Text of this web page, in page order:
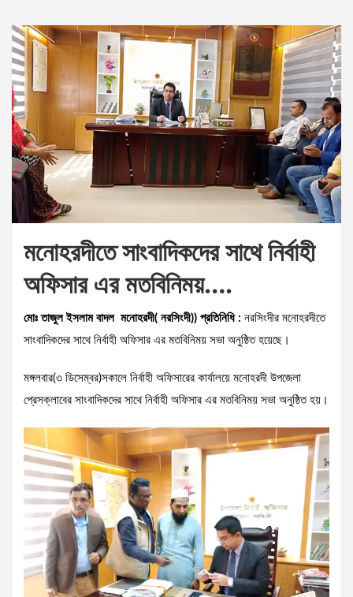
মনোহরদীতে সাংবাদিকদের সাথে নির্বাহী
অফিসার এর মতবিনিময়….
মোঃ তাজুল ইসলাম বাদল মনোহরদী( নরসিংদী)) প্রতিনিধি : নরসিংদীর মনোহরদীতে
সাংবাদিকদের সাথে নির্বাহী অফিসার এর মতবিনিময় সভা অনুষ্ঠিত হয়েছে।
মঙ্গলবার(৩ ডিসেম্বর)সকালে নির্বাহী অফিসারের কার্যালয়ে মনোহরদী উপজেলা
প্রেসক্লাবের সাংবাদিকদের সাথে নির্বাহী অফিসার এর মতবিনিময় সভা অনুষ্ঠিত হয়।